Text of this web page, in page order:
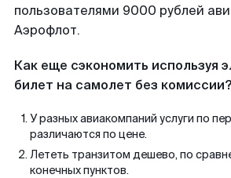
пользователями 9000 рублей
Аэрофлот.
Как еще сэкономить используя
билет на самолет без комиссии?
У разных авиакомпаний услуги по
различаются по цене.
Лететь транзитом дешево, по
конечных пунктов.